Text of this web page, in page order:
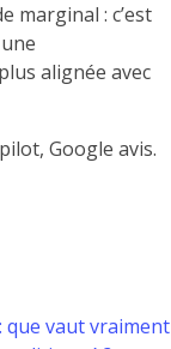
marginal : c’est
alignée avec
Google avis.
que vaut vraiment